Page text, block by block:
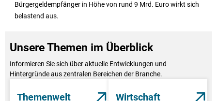
Bürgergeldempfänger in Höhe von rund 9 Mrd. Euro wirkt sich
belastend aus.
Unsere Themen im Überblick
Informieren Sie sich über aktuelle Entwicklungen und
Hintergründe aus zentralen Bereichen der Branche.
Themenwelt Wirtschaft